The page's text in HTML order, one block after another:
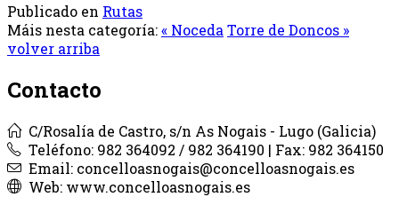
Publicado en Rutas
Máis nesta categoría:« Noceda Torre de Doncos »
volver arriba
Contacto
C/Rosalía de Castro, s/n As Nogais - Lugo (Galicia)
Teléfono: 982 364092 / 982 364190 | Fax: 982 364150
Email: concelloasnogais@concelloasnogais.es
Web: www.concelloasnogais.es